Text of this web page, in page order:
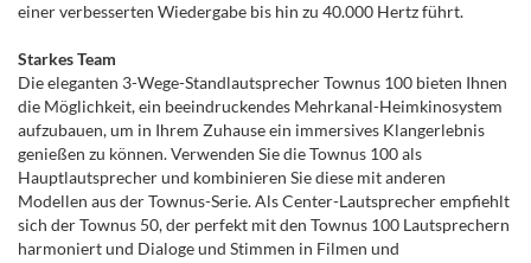
einer verbesserten Wiedergabe bis hin zu 40.000 Hertz führt.
Starkes Team
Die eleganten 3-Wege-Standlautsprecher Townus 100 bieten Ihnen
die Möglichkeit, ein beeindruckendes Mehrkanal-Heimkinosystem
aufzubauen, um in Ihrem Zuhause ein immersives Klangerlebnis
genießen zu können. Verwenden Sie die Townus 100 als
Hauptlautsprecher und kombinieren Sie diese mit anderen
Modellen aus der Townus-Serie. Als Center-Lautsprecher empfiehlt
sich der Townus 50, der perfekt mit den Townus 100 Lautsprechern
harmoniert und Dialoge und Stimmen in Filmen und